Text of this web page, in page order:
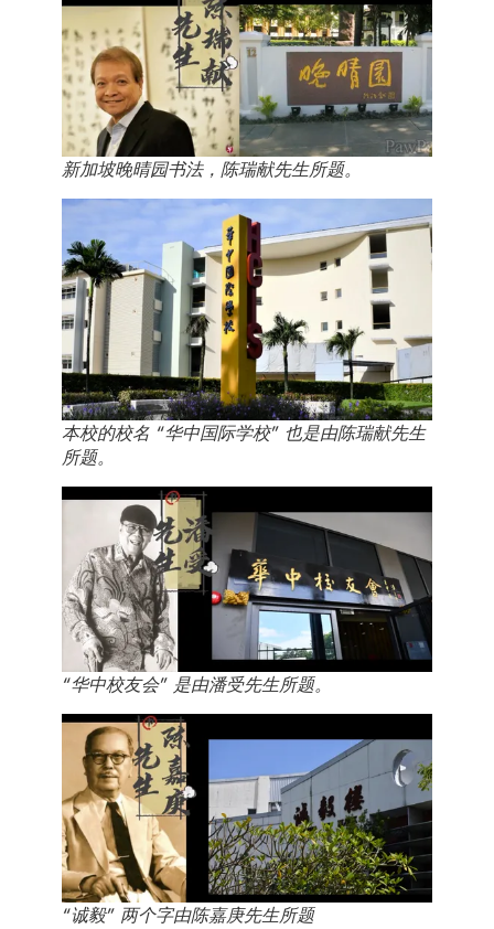
新加坡晚晴园书法，陈瑞献先生所题。
本校的校名 “华中国际学校” 也是由陈瑞献先生
所题。
“华中校友会” 是由潘受先生所题。
“诚毅” 两个字由陈嘉庚先生所题